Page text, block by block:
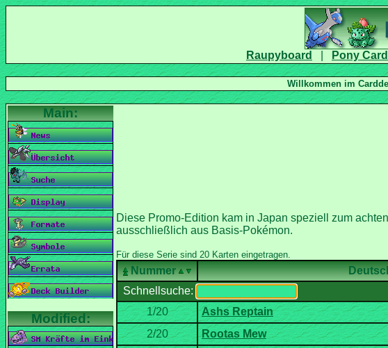
Diese Promo-Edition kam in Japan speziell zum
ausschließlich aus Basis-Pokémon.
Nummer
Schnellsuche: